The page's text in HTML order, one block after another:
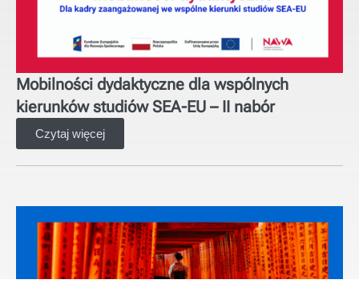
Mobilności dydaktyczne dla wspólnych
kierunków studiów SEA-EU – II nabór
Czytaj więcej